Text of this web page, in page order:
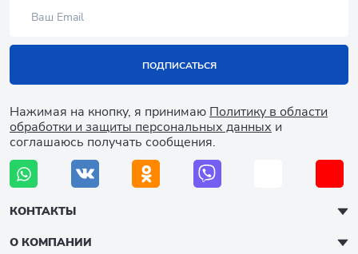
ПОДПИСАТЬСЯ
Нажимая на кнопку, я принимаю Политику в области
обработки и защиты персональных данных и
соглашаюсь получать сообщения.
КОНТАКТЫ
О КОМПАНИИ